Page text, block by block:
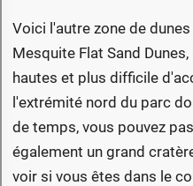
Voici l'autre zone de
Mesquite Flat Sand
hautes et plus difficile
l'extrémité nord du parc
de temps, vous pouvez
également un grand
voir si vous êtes dans le